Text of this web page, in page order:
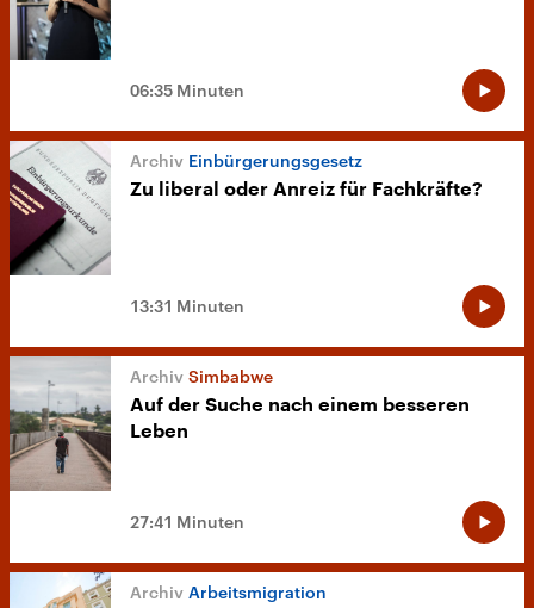
06:35 Minuten
Einbürgerungsgesetz
Zu liberal oder Anreiz für Fachkräfte?
13:31 Minuten
Simbabwe
Auf der Suche nach einem besseren
Leben
27:41 Minuten
Arbeitsmigration